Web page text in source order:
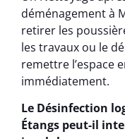
déménagement à
retirer les
les travaux ou le
remettre l’espace
immédiatement.
Le Désinfection
Étangs peut-il